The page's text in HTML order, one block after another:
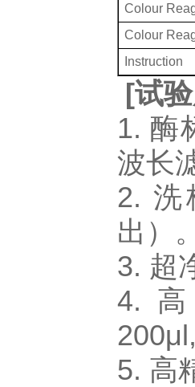
Colour
Colour
Instruction
[试
1. 酶
波长
2. 洗
出）
3. 超
4.
5. 高